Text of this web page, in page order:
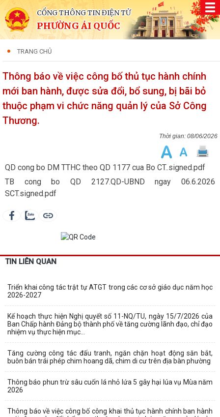
CỔNG THÔNG TIN ĐIỆN TỬ
PHƯỜNG ÁI QUỐC
TRANG CHỦ
Thông báo về việc công bố thủ tục hành chính
mới ban hành, được sửa đổi, bổ sung, bị bãi bỏ
thuộc phạm vi chức năng quản lý của Sở Công
Thương.
08/06/2026
QD cong bo DM TTHC theo QD 1177 cua Bo CT..signed.pdf
TB cong bo QD 2127.QD-UBND ngay 06.6.2026
SCT.signed.pdf
TIN LIÊN QUAN
Triển khai công tác trật tự ATGT trong các cơ sở giáo dục năm học
2026-2027
Kế hoạch thực hiện Nghị quyết số 11-NQ/TU, ngày 15/7/2026 của
Ban Chấp hành Đảng bộ thành phố về tăng cường lãnh đạo, chỉ đạo
nhiệm vụ thực hiện mục...
Tăng cường công tác đấu tranh, ngăn chặn hoạt động săn bắt,
buôn bán trái phép chim hoang dã, chim di cư trên địa bàn phường
Thông báo phun trừ sâu cuốn lá nhỏ lứa 5 gây hại lúa vụ Mùa năm
2026
Thông báo về việc công bố công khai thủ tục hành chính ban hành